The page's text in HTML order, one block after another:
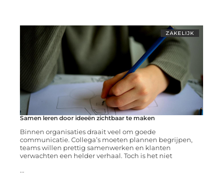
ZAKELIJK
Samen leren door ideeën zichtbaar te maken
Binnen organisaties draait veel om goede
communicatie. Collega’s moeten plannen begrijpen,
teams willen prettig samenwerken en klanten
verwachten een helder verhaal. Toch is het niet
...